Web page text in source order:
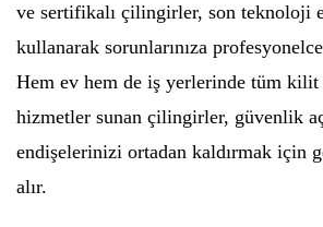
ve sertifikalı çilingirler, son teknoloji
kullanarak sorunlarınıza
Hem ev hem de iş yerlerinde tüm
hizmetler sunan çilingirler, güvenlik
endişelerinizi ortadan kaldırmak için
alır.